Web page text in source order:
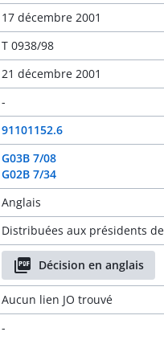
17 décembre 2001
T 0938/98
21 décembre 2001
-
91101152.6
G03B 7/08
G02B 7/34
Anglais
Distribuées aux présidents
Décision en anglais
Aucun lien JO trouvé
-